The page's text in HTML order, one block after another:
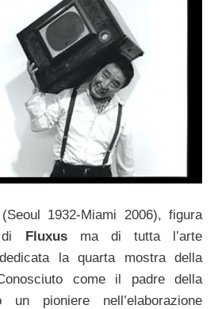
1932-Miami 2006), figura
di Fluxus ma di tutta l’arte
la quarta mostra della
come il padre della
pioniere nell’elaborazione